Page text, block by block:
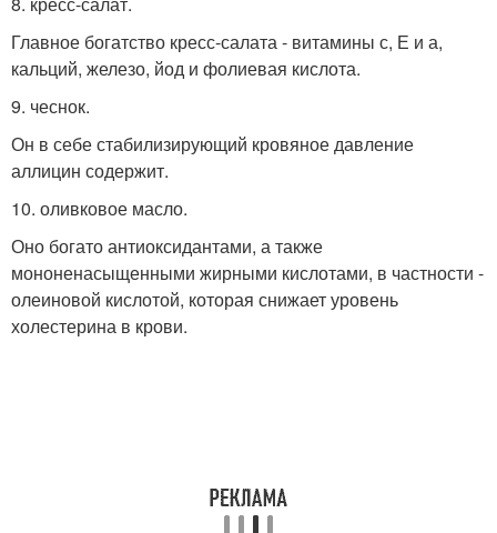
Главное богатство кресс-салата - витамины с, Е и а,
кальций, железо, йод и фолиевая кислота.
9. чеснок.
Он в себе стабилизирующий кровяное давление
аллицин содержит.
10. оливковое масло.
Оно богато антиоксидантами, а также
мононенасыщенными жирными кислотами, в частности -
олеиновой кислотой, которая снижает уровень
холестерина в крови.